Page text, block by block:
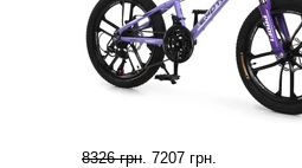
8326 грн. 7207 грн.